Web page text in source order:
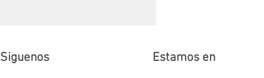
Siguenos Estamos en